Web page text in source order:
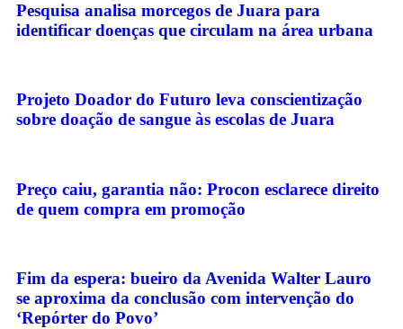
Pesquisa analisa morcegos de Juara para
identificar doenças que circulam na área urbana
Projeto Doador do Futuro leva conscientização
sobre doação de sangue às escolas de Juara
Preço caiu, garantia não: Procon esclarece direito
de quem compra em promoção
Fim da espera: bueiro da Avenida Walter Lauro
se aproxima da conclusão com intervenção do
‘Repórter do Povo’